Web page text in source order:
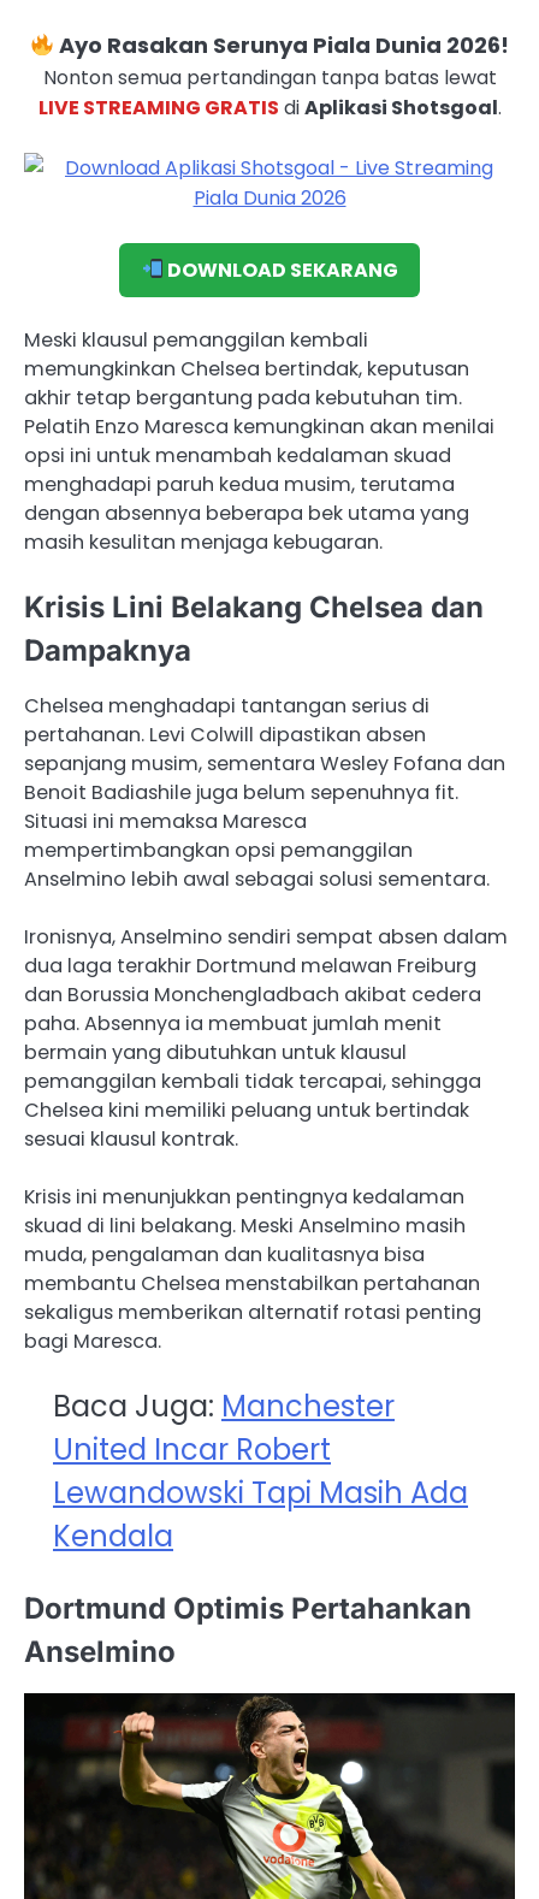
Ayo Rasakan Serunya Piala Dunia 2026!
Nonton semua pertandingan tanpa batas lewat
LIVE STREAMING GRATIS diAplikasi Shotsgoal.
DOWNLOAD SEKARANG
Meski klausul pemanggilan kembali
memungkinkan Chelsea bertindak, keputusan
akhir tetap bergantung pada kebutuhan tim.
Pelatih Enzo Maresca kemungkinan akan menilai
opsi ini untuk menambah kedalaman skuad
menghadapi paruh kedua musim, terutama
dengan absennya beberapa bek utama yang
masih kesulitan menjaga kebugaran.
Krisis Lini Belakang Chelsea dan
Dampaknya
Chelsea menghadapi tantangan serius di
pertahanan. Levi Colwill dipastikan absen
sepanjang musim, sementara Wesley Fofana dan
Benoit Badiashile juga belum sepenuhnya fit.
Situasi ini memaksa Maresca
mempertimbangkan opsi pemanggilan
Anselmino lebih awal sebagai solusi sementara.
Ironisnya, Anselmino sendiri sempat absen dalam
dua laga terakhir Dortmund melawan Freiburg
dan Borussia Monchengladbach akibat cedera
paha. Absennya ia membuat jumlah menit
bermain yang dibutuhkan untuk klausul
pemanggilan kembali tidak tercapai, sehingga
Chelsea kini memiliki peluang untuk bertindak
sesuai klausul kontrak.
Krisis ini menunjukkan pentingnya kedalaman
skuad di lini belakang. Meski Anselmino masih
muda, pengalaman dan kualitasnya bisa
membantu Chelsea menstabilkan pertahanan
sekaligus memberikan alternatif rotasi penting
bagi Maresca.
Baca Juga: Manchester
United Incar Robert
Lewandowski Tapi Masih Ada
Kendala
Dortmund Optimis Pertahankan
Anselmino